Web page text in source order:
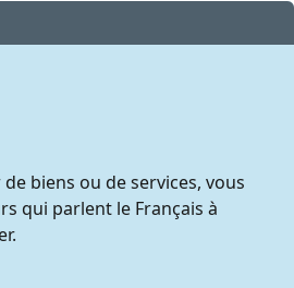
biens ou de services, vous
qui parlent le Français à